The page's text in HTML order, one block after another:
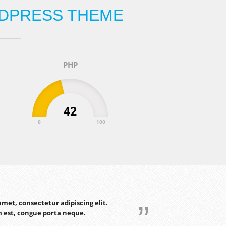
THEME
PHP
42
0 100
consectetur adipiscing elit.
congue porta neque.
consectetur adipiscing elit.
congue porta neque.